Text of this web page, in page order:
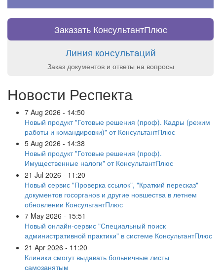
Заказать КонсультантПлюс
Линия консультаций
Заказ документов и ответы на вопросы
Новости Респекта
7 Aug 2026 - 14:50
Новый продукт "Готовые решения (проф). Кадры (режим
работы и командировки)" от КонсультантПлюс
5 Aug 2026 - 14:38
Новый продукт "Готовые решения (проф).
Имущественные налоги" от КонсультантПлюс
21 Jul 2026 - 11:20
Новый сервис "Проверка ссылок", "Краткий пересказ"
документов госорганов и другие новшества в летнем
обновлении КонсультантПлюс
7 May 2026 - 15:51
Новый онлайн-сервис "Специальный поиск
административной практики" в системе КонсультантПлюс
21 Apr 2026 - 11:20
Клиники смогут выдавать больничные листы
самозанятым